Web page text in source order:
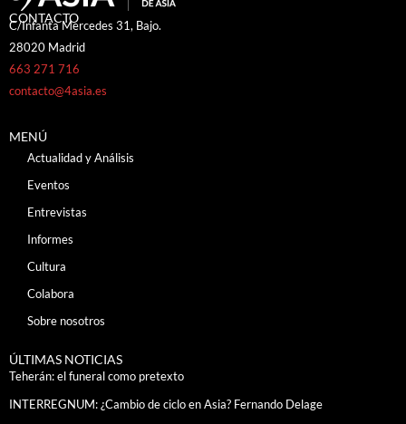
CONTACTO
C/Infanta Mercedes 31, Bajo.
28020 Madrid
663 271 716
contacto@4asia.es
MENÚ
Actualidad y Análisis
Eventos
Entrevistas
Informes
Cultura
Colabora
Sobre nosotros
ÚLTIMAS NOTICIAS
Teherán: el funeral como pretexto
INTERREGNUM: ¿Cambio de ciclo en Asia? Fernando Delage